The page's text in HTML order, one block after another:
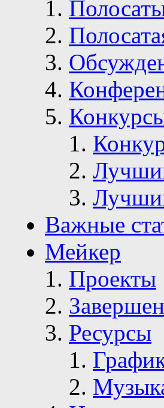
Важные
Мейкер
Проекты
Ресурсы